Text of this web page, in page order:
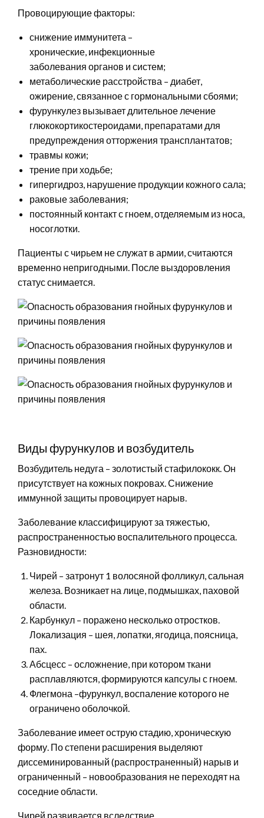
Провоцирующие факторы:
снижение иммунитета –
хронические, инфекционные
заболевания органов и систем;
метаболические расстройства – диабет,
ожирение, связанное с гормональными сбоями;
фурункулез вызывает длительное лечение
глюкокортикостероидами, препаратами для
предупреждения отторжения трансплантатов;
травмы кожи;
трение при ходьбе;
гипергидроз, нарушение продукции кожного сала;
раковые заболевания;
постоянный контакт с гноем, отделяемым из носа,
носоглотки.
Пациенты с чирьем не служат в армии, считаются
временно непригодными. После выздоровления
статус снимается.
Виды фурункулов и возбудитель
Возбудитель недуга – золотистый стафилококк. Он
присутствует на кожных покровах. Снижение
иммунной защиты провоцирует нарыв.
Заболевание классифицируют за тяжестью,
распространенностью воспалительного процесса.
Разновидности:
Чирей – затронут 1 волосяной фолликул, сальная
железа. Возникает на лице, подмышках, паховой
области.
Карбункул – поражено несколько отростков.
Локализация – шея, лопатки, ягодица, поясница,
пах.
Абсцесс – осложнение, при котором ткани
расплавляются, формируются капсулы с гноем.
Флегмона –фурункул, воспаление которого не
ограничено оболочкой.
Заболевание имеет острую стадию, хроническую
форму. По степени расширения выделяют
диссеминированный (распространенный) нарыв и
ограниченный – новообразования не переходят на
соседние области.
Чирей развивается вследствие